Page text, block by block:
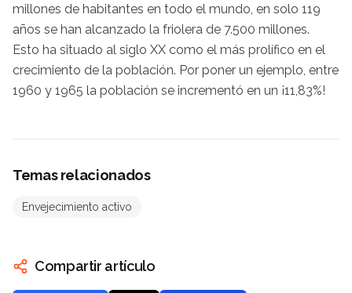
millones de habitantes en todo el mundo, en solo 119
años se han alcanzado la friolera de 7.500 millones.
Esto ha situado al siglo XX como el más prolífico en el
crecimiento de la población. Por poner un ejemplo, entre
1960 y 1965 la población se incrementó en un ¡11,83%!
Temas relacionados
Envejecimiento activo
Compartir artículo